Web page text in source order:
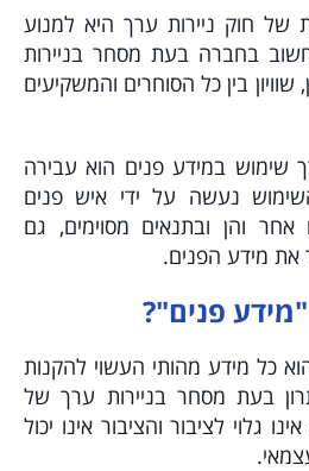
של חוק ניירות ערך היא למנוע
בחברה בעת מסחר בניירות
בין כל הסוחרים והמשקיעים
שימוש במידע פנים הוא עבירה
נעשה על ידי איש פנים
והן ובתנאים מסוימים, גם
את מידע הפנים.
פנים"?
כל מידע מהותי העשוי להקנות
בעת מסחר בניירות ערך של
גלוי לציבור והציבור אינו יכול